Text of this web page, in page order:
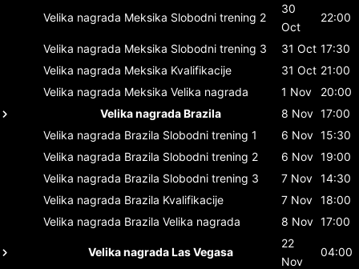
Velika nagrada Meksika Slobodni trening 2
30
Oct
22:00
Velika nagrada Meksika Slobodni trening 3 31 Oct 17:30
Velika nagrada Meksika Kvalifikacije 31 Oct 21:00
Velika nagrada Meksika Velika nagrada 1 Nov
20:00
Velika nagrada Brazila
8 Nov 17:00
Velika nagrada Brazila Slobodni trening 1 6 Nov 15:30
Velika nagrada Brazila Slobodni trening 2 6 Nov 19:00
Velika nagrada Brazila Slobodni trening 3 7 Nov 14:30
Velika nagrada Brazila Kvalifikacije 7 Nov 18:00
Velika nagrada Brazila Velika nagrada 8 Nov 17:00
Velika nagrada Las Vegasa
22
Nov
04:00